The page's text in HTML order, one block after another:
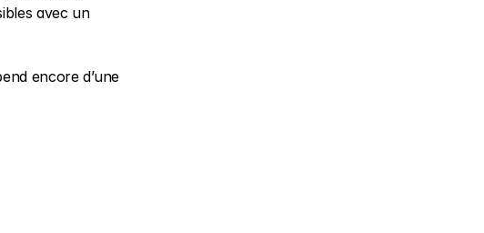
avec un
encore d’une